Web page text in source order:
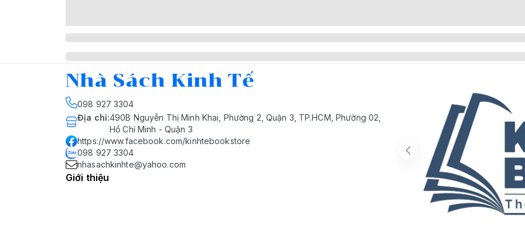
Nhà Sách Kinh Tế
098 927 3304
Địa chỉ:490B Nguyễn Thị Minh Khai, Phường 2, Quận 3, TP.HCM, Phường 02,
Hồ Chí Minh - Quận 3
https://www.facebook.com/kinhtebookstore
098 927 3304
nhasachkinhte@yahoo.com
Giới thiệu